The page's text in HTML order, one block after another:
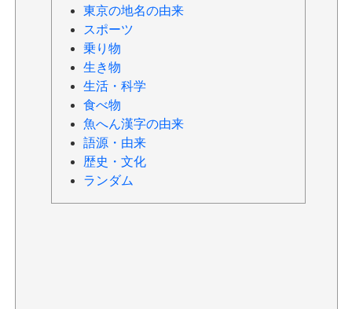
東京の地名の由来
スポーツ
乗り物
生き物
生活・科学
食べ物
魚へん漢字の由来
語源・由来
歴史・文化
ランダム